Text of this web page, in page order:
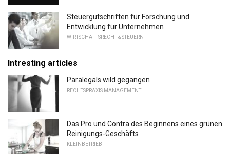
Steuergutschriften für Forschung und
Entwicklung für Unternehmen
WIRTSCHAFTSRECHT & STEUERN
Intresting articles
Paralegals wild gegangen
RECHTSPRAXIS MANAGEMENT
Das Pro und Contra des Beginnens eines grünen
Reinigungs-Geschäfts
KLEINBETRIEB